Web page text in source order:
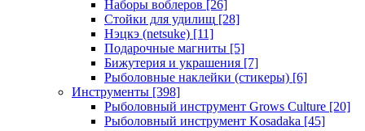
Наборы воблеров [26]
Стойки для удилищ [28]
Нэцкэ (netsuke) [11]
Подарочные магниты [5]
Бижутерия и украшения [7]
Рыболовные наклейки (стикеры) [6]
Инструменты [398]
Рыболовный инструмент Grows Culture [20]
Рыболовный инструмент Kosadaka [45]